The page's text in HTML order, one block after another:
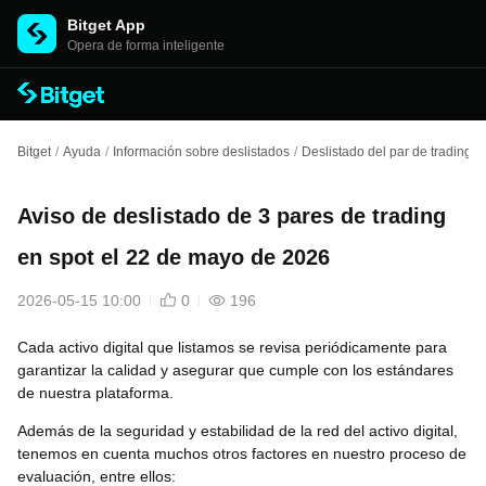
Bitget App
Opera de forma inteligente
Bitget / Ayuda / Información sobre deslistados / Deslistado del par de trading
Aviso de deslistado de 3 pares de trading
en spot el 22 de mayo de 2026
2026-05-15 10:00 0 196
Cada activo digital que listamos se revisa periódicamente para
garantizar la calidad y asegurar que cumple con los estándares
de nuestra plataforma.
Además de la seguridad y estabilidad de la red del activo digital,
tenemos en cuenta muchos otros factores en nuestro proceso de
evaluación, entre ellos: